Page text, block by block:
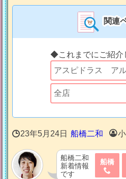
関連
◆これまでにご紹介
23年5月24日 船橋二和
船橋二和
新着情報
です
船橋